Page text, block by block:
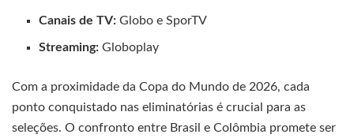
Canais de TV: Globo e SporTV
Streaming: Globoplay
Com a proximidade da Copa do Mundo de 2026, cada
ponto conquistado nas eliminatórias é crucial para as
seleções. O confronto entre Brasil e Colômbia promete ser